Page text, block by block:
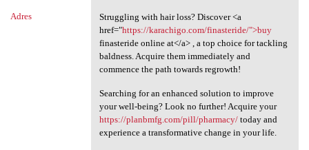
Adres
Struggling with hair loss? Discover <a
href="https://karachigo.com/finasteride/">buy
finasteride online at</a> , a top choice for tackling
baldness. Acquire them immediately and
commence the path towards regrowth!
Searching for an enhanced solution to improve
your well-being? Look no further! Acquire your
https://planbmfg.com/pill/pharmacy/today and
experience a transformative change in your life.